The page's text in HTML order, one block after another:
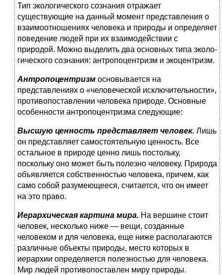
Тип экологического сознания отражает
существующие на данный момент представления о
взаимоотношениях человека и природы и определяет
поведение людей при их взаимодей­ствии с
природой. Можно выделить два основных типа эколо­
гического сознания: антропоцентризм и экоцентризм.
Антропоцентризм основывается на
представлениях о «че­ловеческой исключительности»,
противопоставлении челове­ка природе. Основные
особенности антропоцентризма следу­ющие:
Высшую ценность представляет человек. Лишь
он пред­ставляет самостоятельную ценность. Все
остальное в природе ценно лишь постольку,
поскольку оно может быть полезно человеку. Природа
объявляется собственностью человека, при­чем, как
само собой разумеющееся, считается, что он имеет
на это право.
Иерархическая картина мира. На вершине стоит
человек, несколько ниже — вещи, созданные
человеком и для челове­ка, еще ниже располагаются
различные объекты природы, ме­сто которых в
иерархии определяется полезностью для чело­века.
Мир людей противопоставлен миру природы.